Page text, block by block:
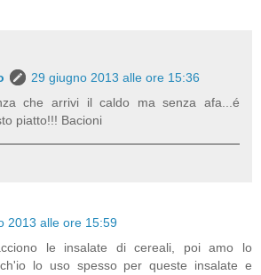
29 giugno 2013 alle ore 15:36
che arrivi il caldo ma senza afa...é
piatto!!! Bacioni
2013 alle ore 15:59
le insalate di cereali, poi amo lo
lo uso spesso per queste insalate e